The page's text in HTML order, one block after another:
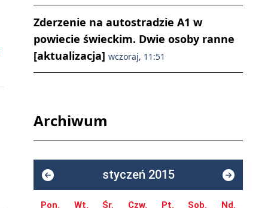
Zderzenie na autostradzie A1 w
powiecie świeckim. Dwie osoby ranne
[aktualizacja] wczoraj, 11:51
Archiwum
styczeń 2015
Pon. Wt. Śr. Czw. Pt. Sob. Nd.